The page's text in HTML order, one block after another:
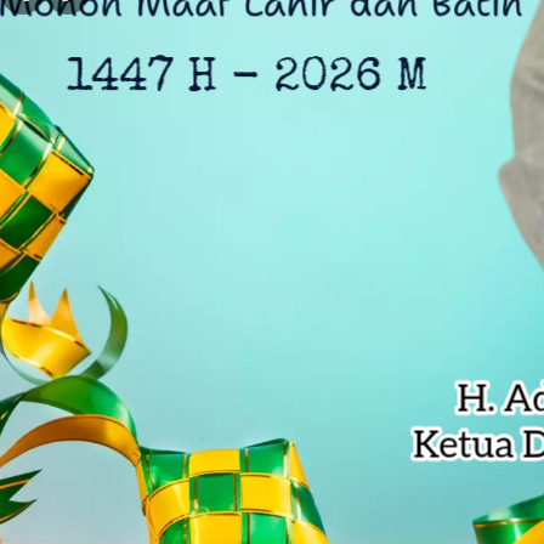
Siswa SD di Bekasi Raih Emas
Kejagung Serahkan 6 Tersangka
Anak Pengetik Naskah